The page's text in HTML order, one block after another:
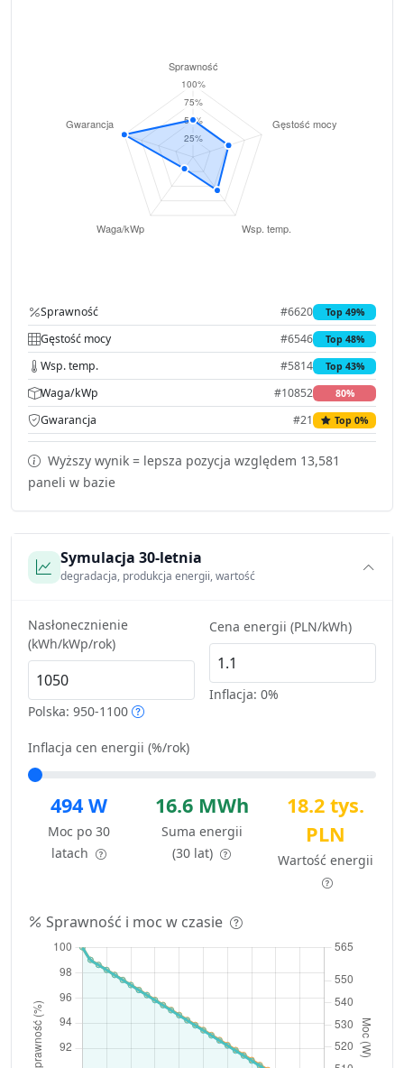
Sprawność #6620 Top 49%
Gęstość mocy #6546 Top 48%
Wsp. temp. #5814 Top 43%
Waga/kWp #10852 80%
Gwarancja #21 Top 0%
Wyższy wynik = lepsza pozycja względem 13,581
paneli w bazie
Symulacja 30-letnia
degradacja, produkcja energii, wartość
Nasłonecznienie
(kWh/kWp/rok)
Polska: 950-1100
Cena energii (PLN/kWh)
Inflacja: 0%
Inflacja cen energii (%/rok)
494 W
Moc po 30
latach
16.6 MWh
Suma energii
(30 lat)
18.2 tys.
PLN
Wartość energii
Sprawność i moc w czasie